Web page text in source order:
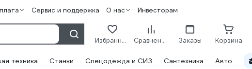
Сервис и поддержка О нас Инвесторам
Избранное Сравнение Заказы Корзина
техника Станки Спецодежда и СИЗ Сантехника Авто